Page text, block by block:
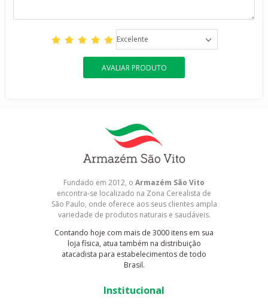
Excelente
AVALIAR PRODUTO
Fundado em 2012, o Armazém São Vito
encontra-se localizado na Zona Cerealista de
São Paulo, onde oferece aos seus clientes ampla
variedade de produtos naturais e saudáveis.
Contando hoje com mais de 3000 itens em sua
loja física, atua também na distribuição
atacadista para estabelecimentos de todo
Brasil.
Institucional